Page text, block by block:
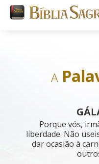
A
Porque vós,
liberdade. Não
dar ocasião à